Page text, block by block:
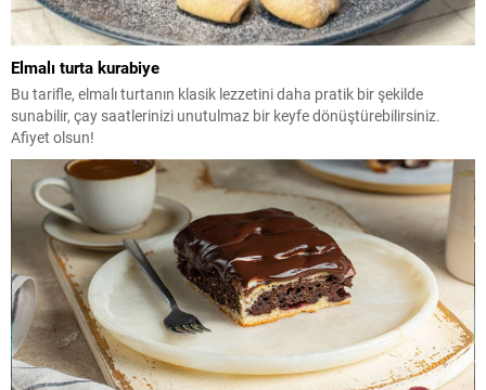
Elmalı turta kurabiye
Bu tarifle, elmalı turtanın klasik lezzetini daha pratik bir şekilde
sunabilir, çay saatlerinizi unutulmaz bir keyfe dönüştürebilirsiniz.
Afiyet olsun!